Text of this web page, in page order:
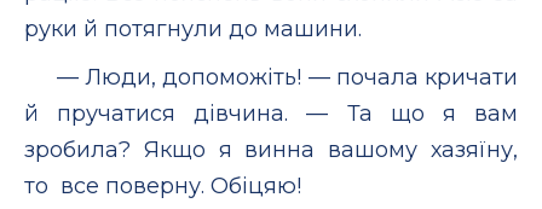
руки й потягнули до машини.
— Люди, допоможіть! — почала кричати
й пручатися дівчина. — Та що я вам
зробила? Якщо я винна вашому хазяїну,
то все поверну. Обіцяю!